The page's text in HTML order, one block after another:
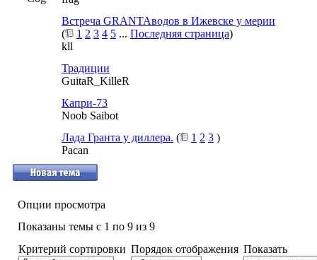
Встреча GRANTAводов в Ижевске у мерии
(
1 2 3 4 5 ... Последняя страница)
kll
Традиции
GuitaR_KilleR
Капри-73
Noob Saibot
Лада Гранта у диллера. ( 1 2 3 )
Pacan
Опции просмотра
Показаны темы с 1 по 9 из 9
Критерий сортировки Порядок отображения Показать